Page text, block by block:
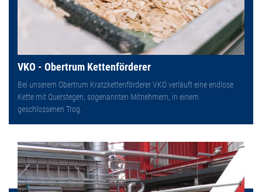
VKO - Obertrum Kettenförderer
Bei unserem Obertrum Kratzkettenförderer VKO verläuft eine endlose
Kette mit Querstegen, sogenannten Mitnehmern, in einem
geschlossenen Trog.